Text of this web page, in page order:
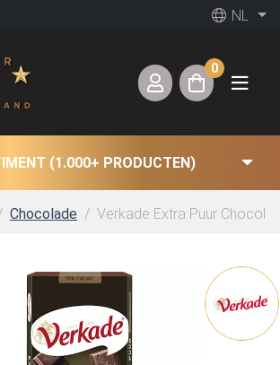
NL
0
(1.000+ PRODUCTEN)
Chocolade Verkade Extra Puur